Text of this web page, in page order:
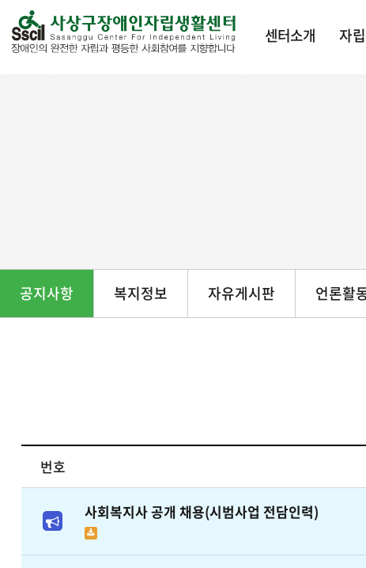
본문 바로가기
센터소개 자
공지사항 복지정보 자유게시판 언론활
번호
사회복지사 공개 채용(시범사업 전담인력)